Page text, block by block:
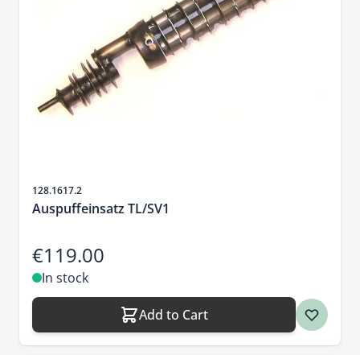
Sku
128.1617.2
Auspuffeinsatz TL/SV1
€119.00
In stock
Add to Cart